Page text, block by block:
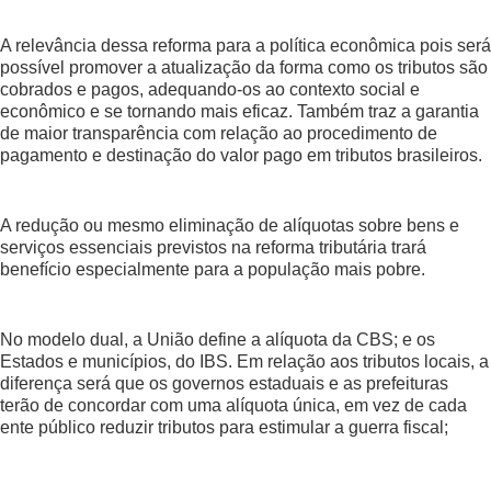
A relevância dessa reforma para a política econômica pois será
possível promover a atualização da forma como os tributos são
cobrados e pagos, adequando-os ao contexto social e
econômico e se tornando mais eficaz. Também traz a garantia
de maior transparência com relação ao procedimento de
pagamento e destinação do valor pago em tributos brasileiros.
A redução ou mesmo eliminação de alíquotas sobre bens e
serviços essenciais previstos na reforma tributária trará
benefício especialmente para a população mais pobre.
No modelo dual, a União define a alíquota da CBS; e os
Estados e municípios, do IBS. Em relação aos tributos locais, a
diferença será que os governos estaduais e as prefeituras
terão de concordar com uma alíquota única, em vez de cada
ente público reduzir tributos para estimular a guerra fiscal;